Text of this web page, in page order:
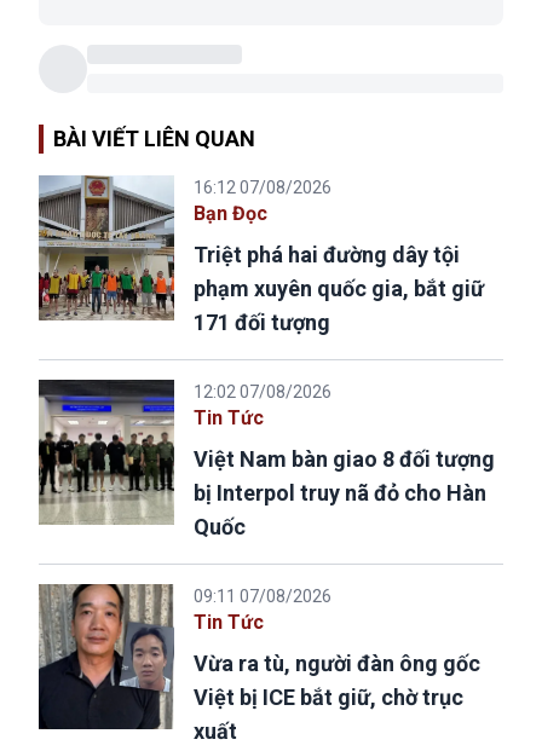
BÀI VIẾT LIÊN QUAN
16:12 07/08/2026
Bạn Đọc
Triệt phá hai đường dây tội
phạm xuyên quốc gia, bắt giữ
171 đối tượng
12:02 07/08/2026
Tin Tức
Việt Nam bàn giao 8 đối tượng
bị Interpol truy nã đỏ cho Hàn
Quốc
09:11 07/08/2026
Tin Tức
Vừa ra tù, người đàn ông gốc
Việt bị ICE bắt giữ, chờ trục
xuất